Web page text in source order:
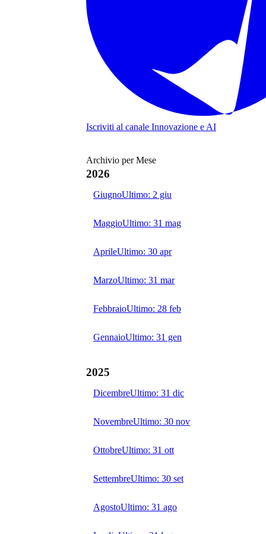
Iscriviti al canale Innovazione e AI
Archivio per Mese
2026
GiugnoUltimo: 2 giu
MaggioUltimo: 31 mag
AprileUltimo: 30 apr
MarzoUltimo: 31 mar
FebbraioUltimo: 28 feb
GennaioUltimo: 31 gen
2025
DicembreUltimo: 31 dic
NovembreUltimo: 30 nov
OttobreUltimo: 31 ott
SettembreUltimo: 30 set
AgostoUltimo: 31 ago